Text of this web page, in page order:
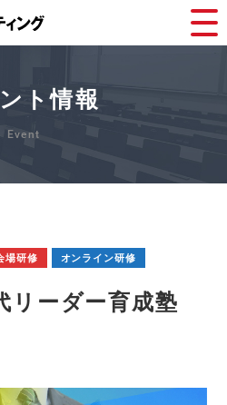
ト情報
場研修 オンライン研修
リーダー育成塾